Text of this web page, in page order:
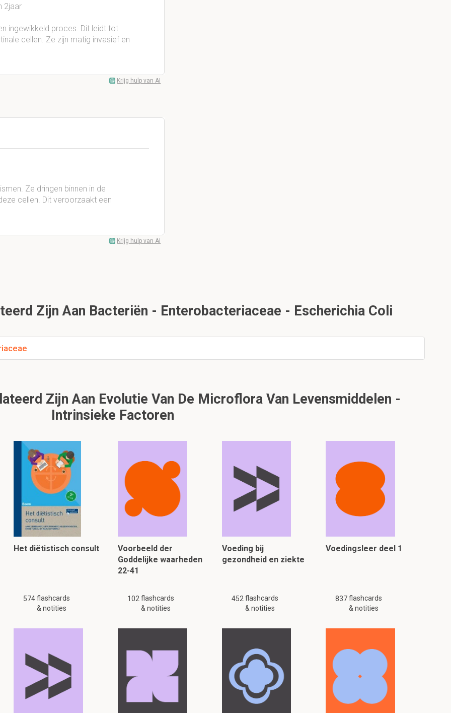
2jaar
ingewikkeld proces. Dit leidt tot
cellen. Ze zijn matig invasief en
Krijg hulp van AI
Ze dringen binnen in de
cellen. Dit veroorzaakt een
Krijg hulp van AI
Zijn Aan Bacteriën - Enterobacteriaceae - Escherichia Coli
Zijn Aan Evolutie Van De Microflora Van Levensmiddelen -
Intrinsieke Factoren
Het diëtistisch consult
574 flashcards
& notities
Voorbeeld der
Goddelijke waarheden
22-41
102 flashcards
& notities
Voeding bij
gezondheid en ziekte
452 flashcards
& notities
Voedingsleer deel 1
837 flashcards
& notities